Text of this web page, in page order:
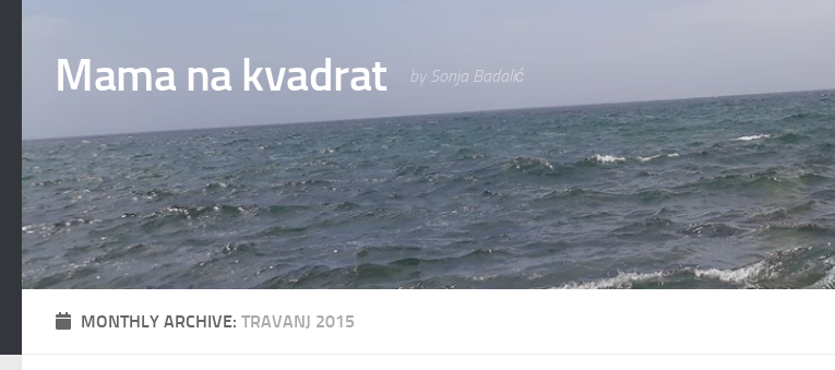
Mama na kvadrat by Sonja Badalić
MONTHLY ARCHIVE: TRAVANJ 2015